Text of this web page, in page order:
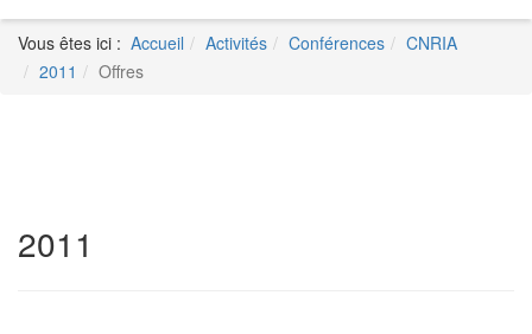
Vous êtes ici : Accueil Activités Conférences
CNRIA
2011
Offres
2011